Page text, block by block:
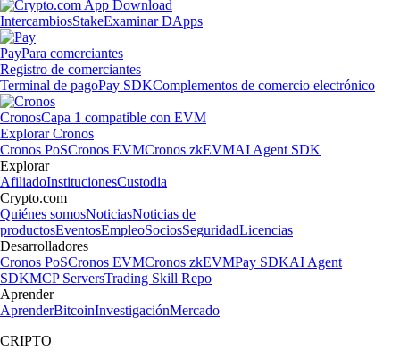
IntercambiosStakeExaminar DApps
PayPara comerciantes
Registro de comerciantes
Terminal de pagoPay SDKComplementos de comercio electrónico
CronosCapa 1 compatible con EVM
Explorar Cronos
Cronos PoSCronos EVMCronos zkEVMAI Agent SDK
Explorar
AfiliadoInstitucionesCustodia
Crypto.com
Quiénes somosNoticiasNoticias de
productosEventosEmpleoSociosSeguridadLicencias
Desarrolladores
Cronos PoSCronos EVMCronos zkEVMPay SDKAI Agent
SDKMCP ServersTrading Skill Repo
Aprender
AprenderBitcoinInvestigaciónMercado
CRIPTO